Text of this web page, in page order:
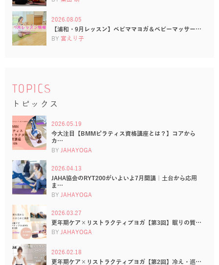
2026.08.05
【浦和・9月レッスン】ベビママヨガ＆ベビーマッサー…
BY 宮えり子
TOPICS
トピックス
2026.05.19
今大注目【BMMピラティス資格講座とは？】コアから
カ…
BY JAHAYOGA
2026.04.13
JAHA協会のRYT200がいよいよ7月開講｜土台から応用
ま…
BY JAHAYOGA
2026.03.27
更年期ケア×リストラクティブヨガ【第3回】眠りの質…
BY JAHAYOGA
2026.02.18
更年期ケア×リストラクティブヨガ【第2回】冷え・巡…